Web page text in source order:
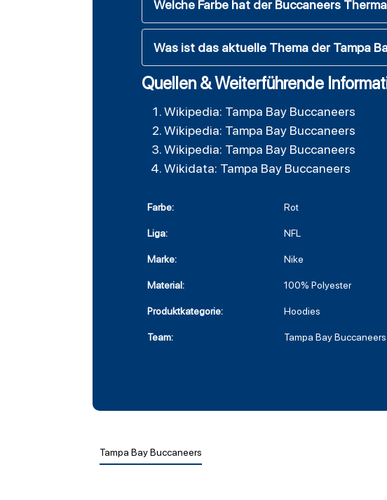
Welche Farbe hat der Buccaneers
Was ist das aktuelle Thema der Tampa
Quellen & Weiterführende
Wikipedia: Tampa Bay Buccaneers
Wikipedia: Tampa Bay Buccaneers
Wikipedia: Tampa Bay Buccaneers
Wikidata: Tampa Bay Buccaneers
Farbe: Rot
Liga: NFL
Marke: Nike
Material: 100% Polyester
Produktkategorie: Hoodies
Team: Tampa Bay Buccaneers
Tampa Bay Buccaneers